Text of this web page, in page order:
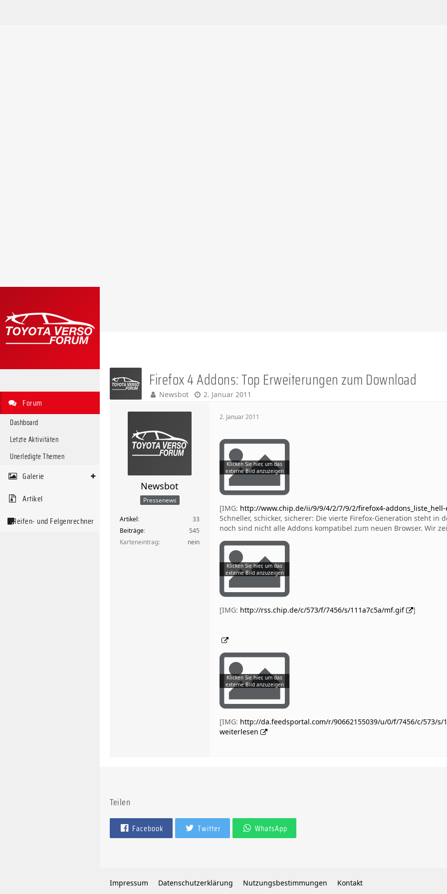
Forum
Dashboard
Letzte Aktivitäten
Unerledigte Themen
Galerie
Artikel
Reifen- und Felgenrechner
Firefox 4 Addons: Top Erweiterungen zum Download
Newsbot 2. Januar 2011
Newsbot
Pressenews
Artikel
33
Beiträge
545
Karteneintrag
nein
2. Januar 2011
[IMG: http://www.chip.de/ii/9/9/4/2/7/9/2/firefox4-addons_liste_hell-
Schneller, schicker, sicherer: Die vierte Firefox-Generation steht
noch sind nicht alle Addons kompatibel zum neuen Browser. Wir
[IMG: http://rss.chip.de/c/573/f/7456/s/111a7c5a/mf.gif ]
[IMG: http://da.feedsportal.com/r/90662155039/u/0/f/7456/c/573/s/
weiterlesen
Teilen
Facebook Twitter WhatsApp
Impressum Datenschutzerklärung Nutzungsbestimmungen Kontakt